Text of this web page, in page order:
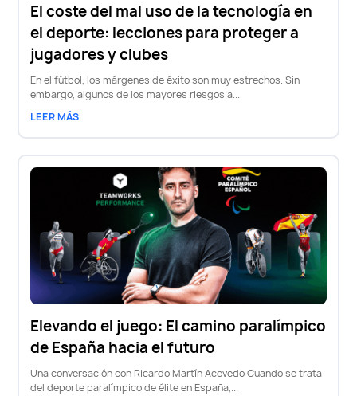
El coste del mal uso de la tecnología en
el deporte: lecciones para proteger a
jugadores y clubes
En el fútbol, los márgenes de éxito son muy estrechos. Sin
embargo, algunos de los mayores riesgos a...
LEER MÁS
Elevando el juego: El camino paralímpico
de España hacia el futuro
Una conversación con Ricardo Martín Acevedo Cuando se trata
del deporte paralímpico de élite en España,...